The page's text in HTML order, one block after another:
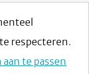
respecteren.
te passen